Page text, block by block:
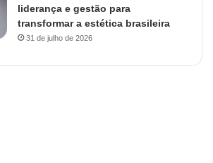
liderança e gestão para
transformar a estética brasileira
31 de julho de 2026